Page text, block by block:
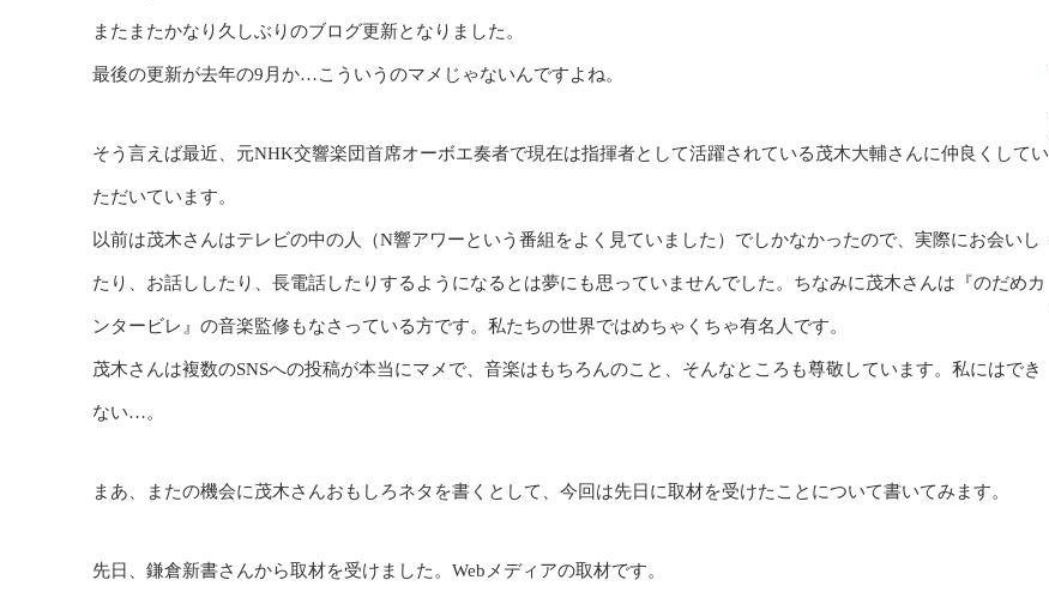
またまたかなり久しぶりのブログ更新となりました。
最後の更新が去年の9月か…こういうのマメじゃないんですよね。
そう言えば最近、元NHK交響楽団首席オーボエ奏者で現在は指揮者として活躍されている茂木大輔さんに仲良くしてい
ただいています。
以前は茂木さんはテレビの中の人（N響アワーという番組をよく見ていました）でしかなかったので、実際にお会いし
たり、お話ししたり、長電話したりするようになるとは夢にも思っていませんでした。ちなみに茂木さんは『のだめカ
ンタービレ』の音楽監修もなさっている方です。私たちの世界ではめちゃくちゃ有名人です。
茂木さんは複数のSNSへの投稿が本当にマメで、音楽はもちろんのこと、そんなところも尊敬しています。私にはでき
ない…。
まあ、またの機会に茂木さんおもしろネタを書くとして、今回は先日に取材を受けたことについて書いてみます。
先日、鎌倉新書さんから取材を受けました。Webメディアの取材です。